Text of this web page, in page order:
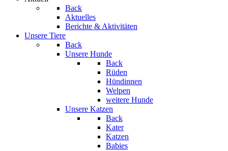
Back
Aktuelles
Berichte & Aktivitäten
Unsere Tiere
Back
Unsere Hunde
Back
Rüden
Hündinnen
Welpen
weitere Hunde
Unsere Katzen
Back
Kater
Katzen
Babies